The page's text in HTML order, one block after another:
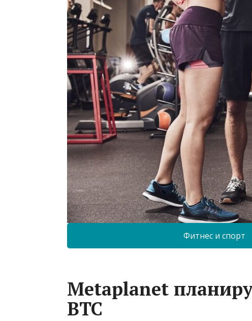
Фитнес и спорт
Metaplanet
BTC